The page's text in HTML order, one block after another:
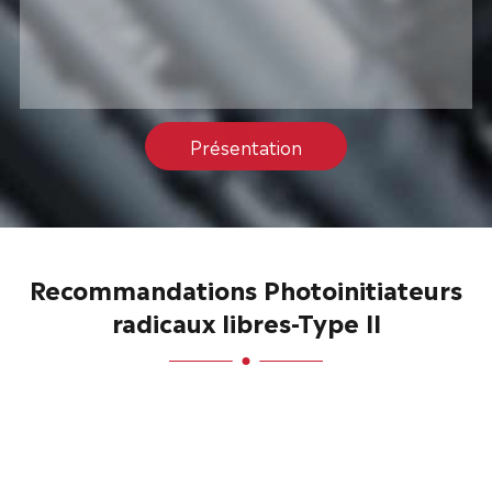
Présentation
Recommandations Photoinitiateurs
radicaux libres-Type II